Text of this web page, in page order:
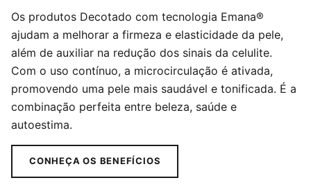
Os produtos Decotado com tecnologia Emana®
ajudam a melhorar a firmeza e elasticidade da pele,
além de auxiliar na redução dos sinais da celulite.
Com o uso contínuo, a microcirculação é ativada,
promovendo uma pele mais saudável e tonificada. É a
combinação perfeita entre beleza, saúde e
autoestima.
CONHEÇA OS BENEFÍCIOS